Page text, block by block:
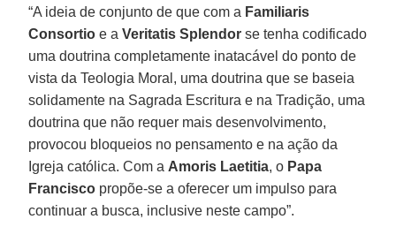
“A ideia de conjunto de que com a Familiaris
Consortioe a Veritatis Splendor se tenha codificado
uma doutrina completamente inatacável do ponto de
vista da Teologia Moral, uma doutrina que se baseia
solidamente na Sagrada Escritura e na Tradição, uma
doutrina que não requer mais desenvolvimento,
provocou bloqueios no pensamento e na ação da
Igreja católica. Com a Amoris Laetitia, o Papa
Francisco propõe-se a oferecer um impulso para
continuar a busca, inclusive neste campo”.